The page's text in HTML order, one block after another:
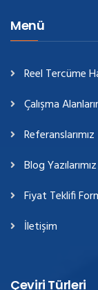
Menü
Reel Tercüme
Çalışma
Referanslarımız
Blog Yazılarımız
Fiyat Teklifi
İletişim
Çeviri Türleri